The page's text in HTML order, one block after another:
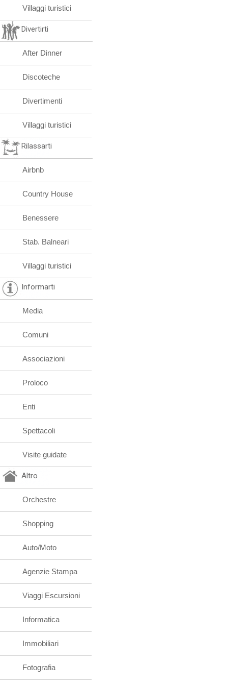
Villaggi turistici
Divertirti
After Dinner
Discoteche
Divertimenti
Villaggi turistici
Rilassarti
Airbnb
Country House
Benessere
Stab. Balneari
Villaggi turistici
Informarti
Media
Comuni
Associazioni
Proloco
Enti
Spettacoli
Visite guidate
Altro
Orchestre
Shopping
Auto/Moto
Agenzie Stampa
Viaggi Escursioni
Informatica
Immobiliari
Fotografia